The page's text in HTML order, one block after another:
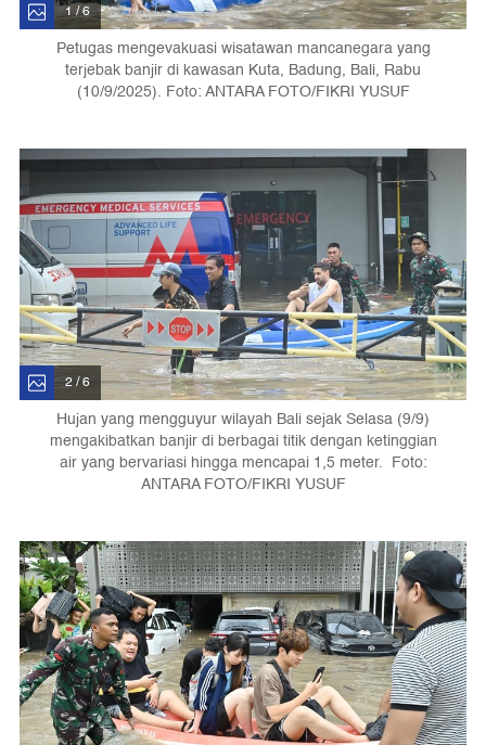
1 / 6
Petugas mengevakuasi wisatawan mancanegara yang
terjebak banjir di kawasan Kuta, Badung, Bali, Rabu
(10/9/2025). Foto: ANTARA FOTO/FIKRI YUSUF
2 / 6
Hujan yang mengguyur wilayah Bali sejak Selasa (9/9)
mengakibatkan banjir di berbagai titik dengan ketinggian
air yang bervariasi hingga mencapai 1,5 meter. Foto:
ANTARA FOTO/FIKRI YUSUF